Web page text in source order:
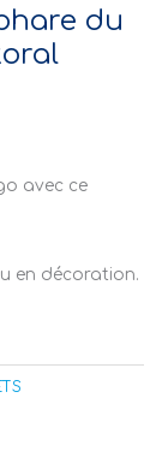
du
avec ce
en décoration.